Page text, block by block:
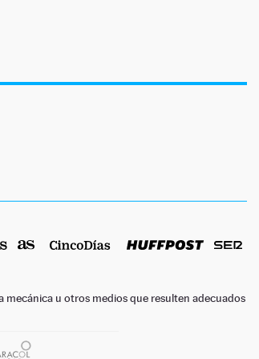
mecánica u otros medios que resulten adecuados